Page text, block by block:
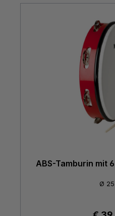
ABS-Tamburin mit
Ø